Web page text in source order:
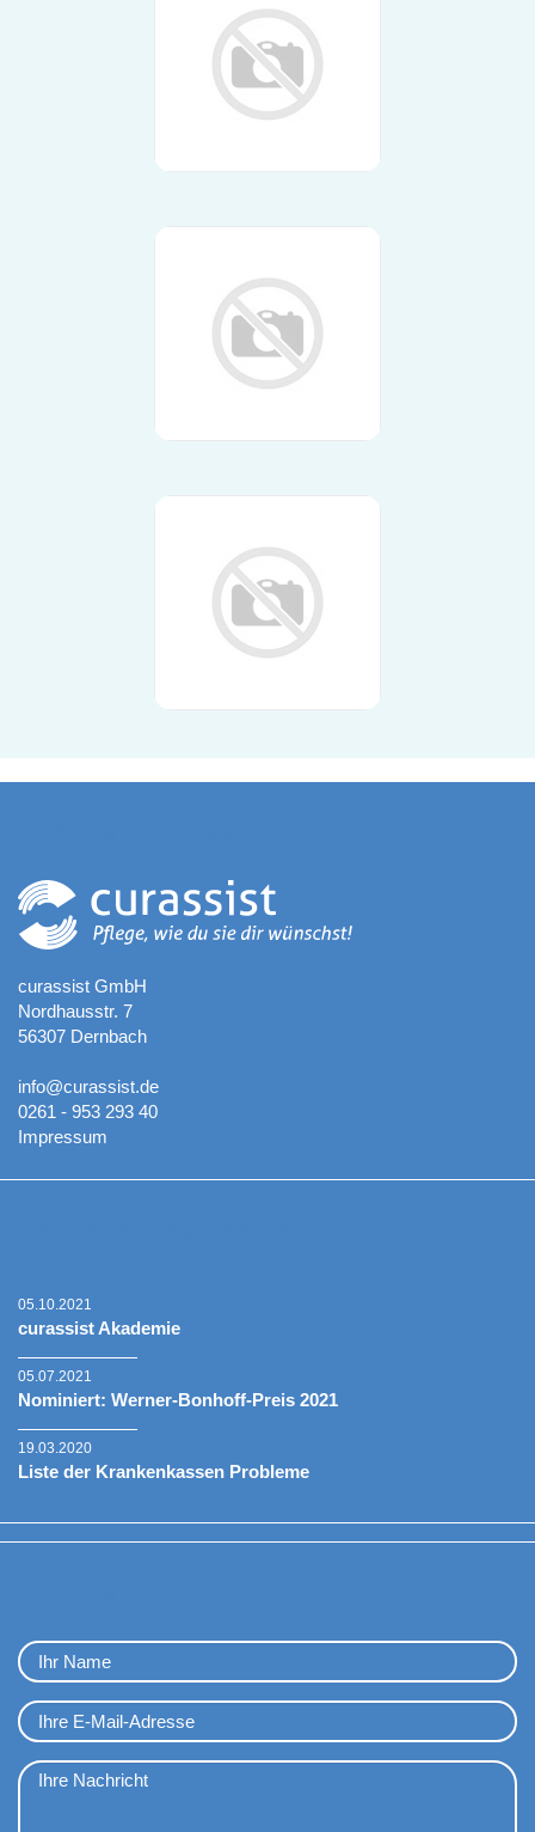
curassist GmbH
Nordhausstr. 7
56307 Dernbach
info@curassist.de
0261 - 953 293 40
Impressum
05.10.2021
curassist Akademie
05.07.2021
Nominiert: Werner-Bonhoff-Preis 2021
19.03.2020
Liste der Krankenkassen Probleme